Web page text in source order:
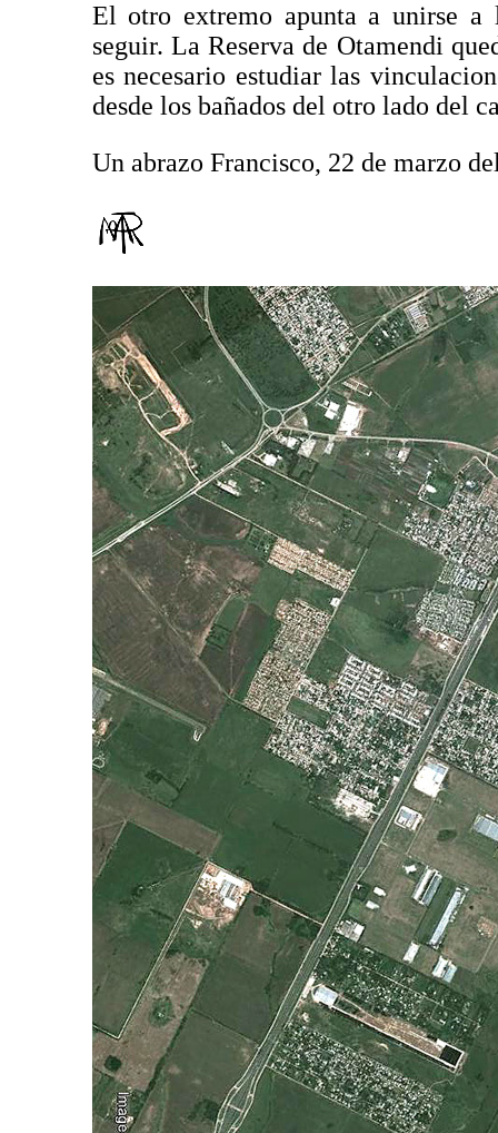
El otro extremo apunta a unirse
seguir. La Reserva de Otamendi
es necesario estudiar las
desde los bañados del otro lado del
Un abrazo Francisco, 22 de marzo